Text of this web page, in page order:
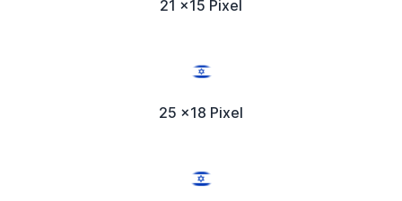
21 x15 Pixel
25 x18 Pixel